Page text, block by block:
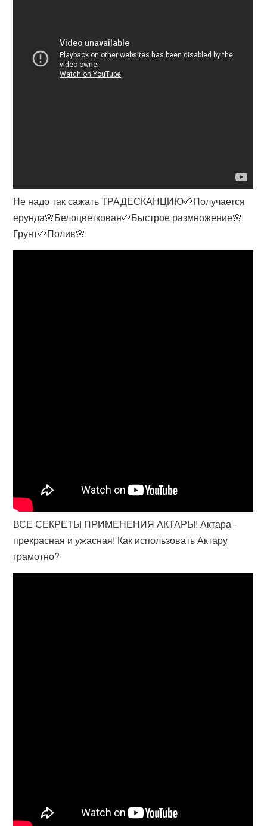
Не надо так сажать ТРАДЕСКАНЦИЮ🌱Получается
ерунда🌸Белоцветковая🌱Быстрое размножение🌸
Грунт🌱Полив🌸
ВСЕ СЕКРЕТЫ ПРИМЕНЕНИЯ АКТАРЫ! Актара -
прекрасная и ужасная! Как использовать Актару
грамотно?